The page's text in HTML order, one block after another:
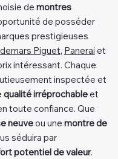
de montres
de posséder
prestigieuses
Piguet, Panerai et
intéressant. Chaque
inspectée et
qualité irréprochableet
toute confiance. Que
neuveou une montre de
séduira par
potentiel de valeur.